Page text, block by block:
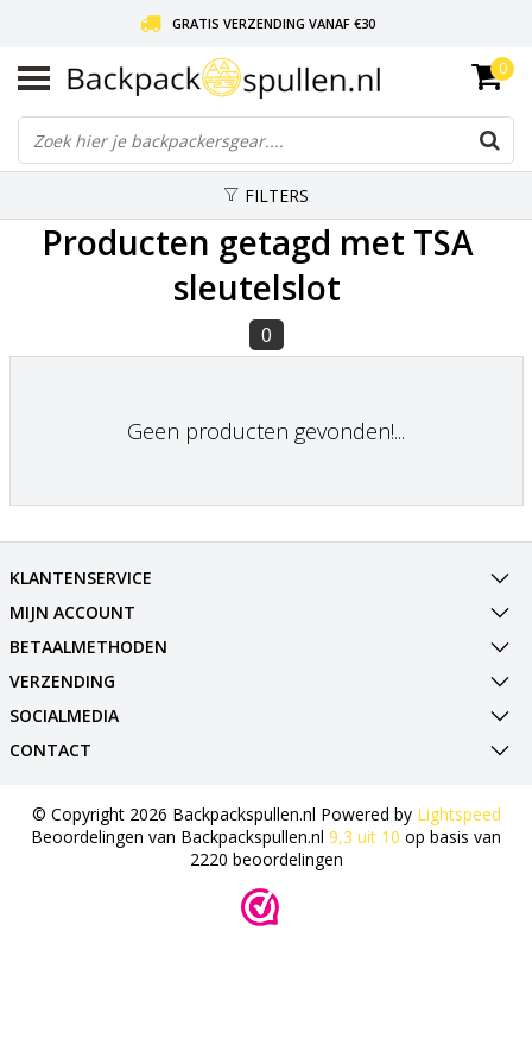
GRATIS VERZENDING VANAF €30
LIEFDE VOOR BACKPACKEN!
30 DAGEN GRATIS RETOUR
0
FILTERS
Producten getagd met TSA
sleutelslot
0
Geen producten gevonden!...
KLANTENSERVICE
MIJN ACCOUNT
BETAALMETHODEN
VERZENDING
SOCIALMEDIA
CONTACT
© Copyright 2026 Backpackspullen.nl Powered by Lightspeed
Beoordelingen van Backpackspullen.nl 9,3 uit 10 op basis van
2220 beoordelingen